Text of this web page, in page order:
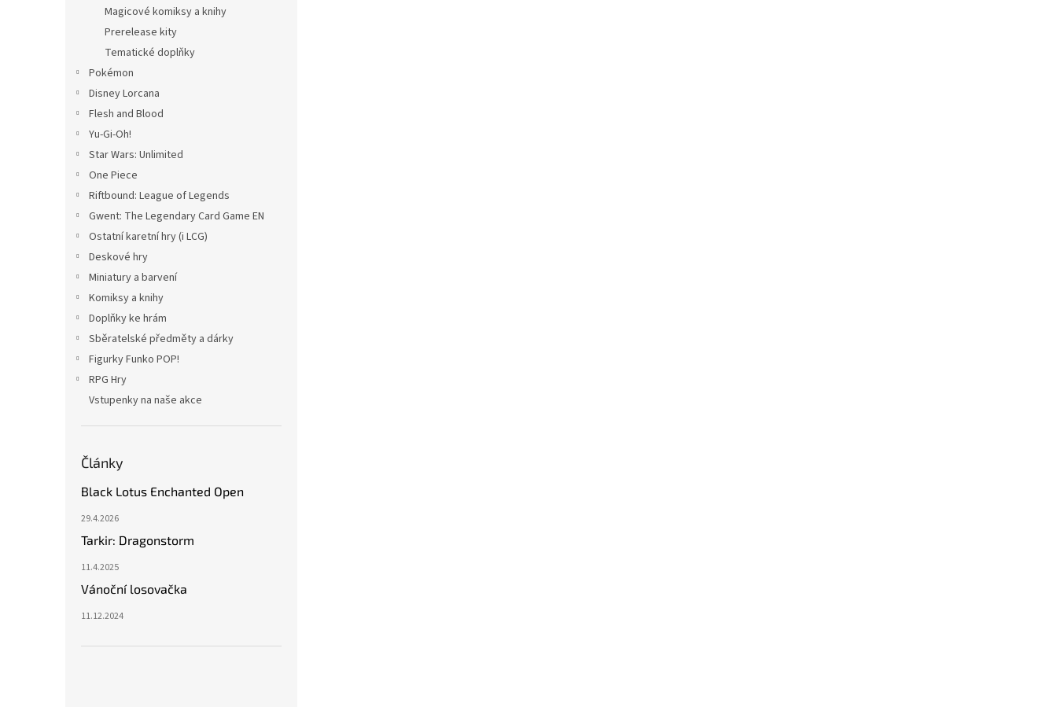
Magicové komiksy a knihy
Prerelease kity
Tematické doplňky
Pokémon
Disney Lorcana
Flesh and Blood
Yu-Gi-Oh!
Star Wars: Unlimited
One Piece
Riftbound: League of Legends
Gwent: The Legendary Card Game EN
Ostatní karetní hry (i LCG)
Deskové hry
Miniatury a barvení
Komiksy a knihy
Doplňky ke hrám
Sběratelské předměty a dárky
Figurky Funko POP!
RPG Hry
Vstupenky na naše akce
Články
Black Lotus Enchanted Open
29.4.2026
Tarkir: Dragonstorm
11.4.2025
Vánoční losovačka
11.12.2024